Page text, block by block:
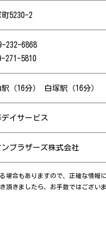
5230-2
232-6868
271-5810
（16分） 白塚駅（16分）
イサービス
ブラザーズ株式会社
合もありますので、正確な情報
頂きましたら、お手数ではござい